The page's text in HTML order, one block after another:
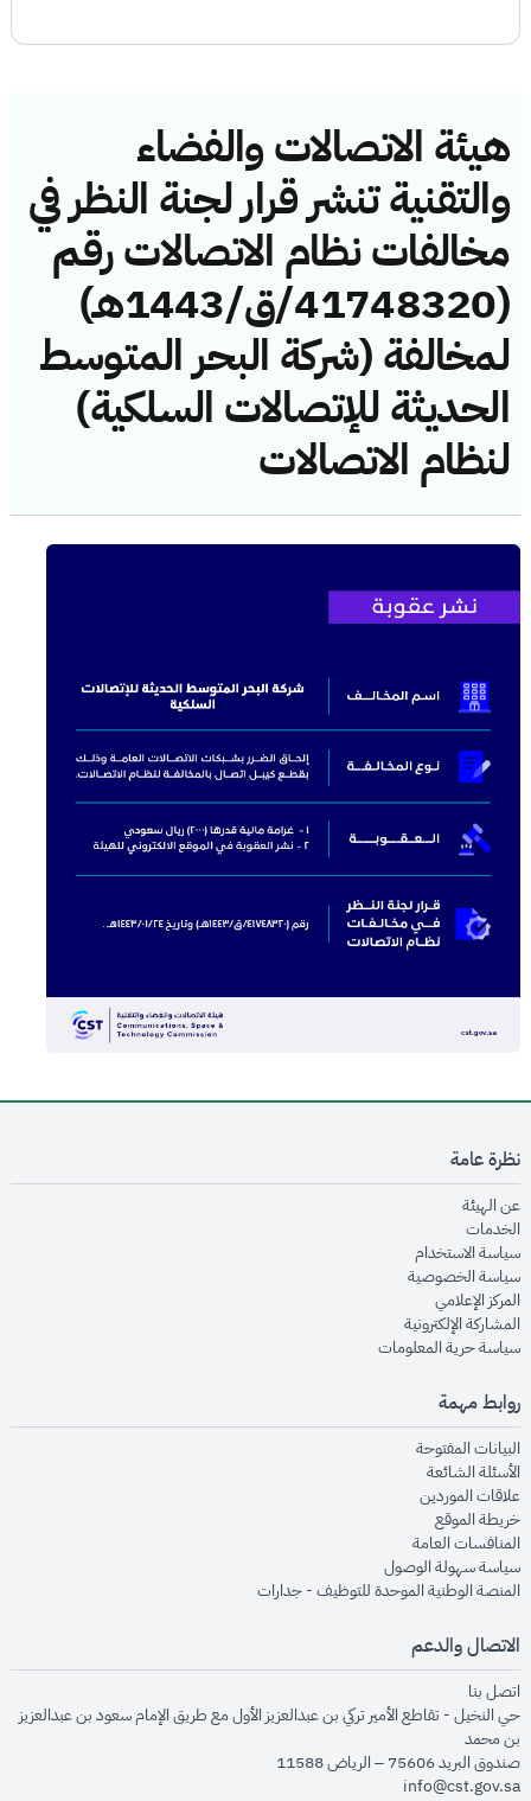
هيئة الاتصالات والفضاء
والتقنية تنشر قرار لجنة النظر في
مخالفات نظام الاتصالات رقم
(41748320/ق/1443هـ)
لمخالفة (شركة البحر المتوسط
الحديثة للإتصالات السلكية)
لنظام الاتصالات
نظرة عامة
عن الهيئةopens in new window
الخدماتopens in new window
سياسة الاستخدام
سياسة الخصوصيةopens in new window
المركز الإعلاميopens in new window
المشاركة الإلكترونيةopens in new window
سياسة حرية المعلوماتopens in new window
روابط مهمة
البيانات المفتوحةopens in new window
الأسئلة الشائعةopens in new window
علاقات الموردينopens in new window
خريطة الموقعopens in new window
المنافسات العامةopens in new window
سياسة سهولة الوصولopens in new window
المنصة الوطنية الموحدة للتوظيف - جداراتopens in new window
الاتصال والدعم
اتصل بنا
حي النخيل - تقاطع الأمير تركي بن عبدالعزيز الأول مع طريق الإمام سعود بن عبدالعزيز
بن محمد
صندوق البريد 75606 – الرياض 11588
info@cst.gov.sa